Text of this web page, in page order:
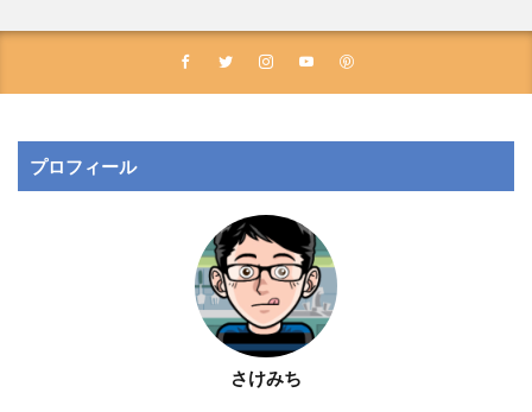
プロフィール
さけみち